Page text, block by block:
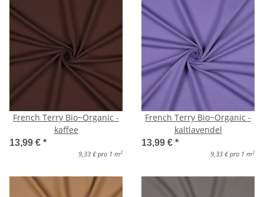
French Terry Bio~Organic -
kaffee
13,99 € *
9,33 € pro 1 m 2
French Terry Bio~Organic -
kaltlavendel
13,99 € *
9,33 € pro 1 m 2